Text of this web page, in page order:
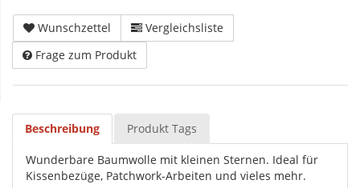
Wunschzettel
Vergleichsliste
Frage zum Produkt
Beschreibung Produkt Tags
Wunderbare Baumwolle mit kleinen Sternen. Ideal für
Kissenbezüge, Patchwork-Arbeiten und vieles mehr.